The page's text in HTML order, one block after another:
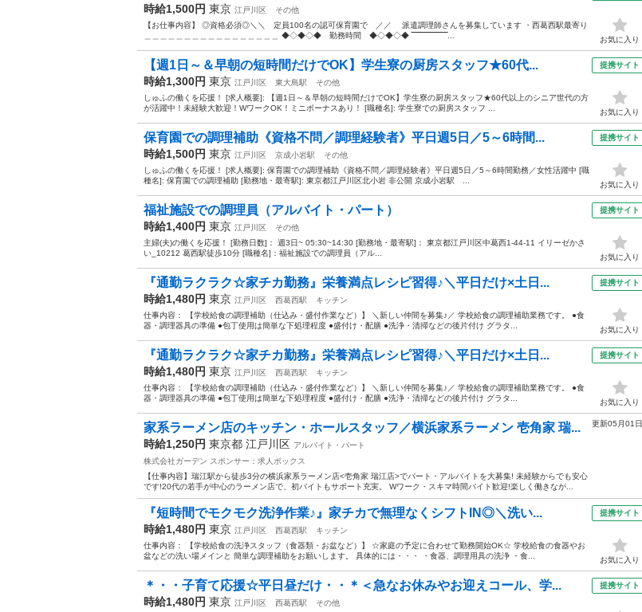
時給1,500円 東京 江戸川区
その他
【お仕事内容】 ◎資格必須◎＼＼ 定員100名の認可保育園で ／／ 派遣調理師さんを募集しています ・西葛西駅最寄り
＿＿＿＿＿＿＿＿＿＿＿＿＿＿＿＿＿ ◆◇◆◇◆ 勤務時間 ◆◇◆◇◆ ‾‾‾‾‾‾‾‾‾‾‾‾‾‾‾...
お気に入り
【週1日～＆早朝の短時間だけでOK】学生寮の厨房スタッフ★60代...
時給1,300円 東京 江戸川区 東大島駅
その他
しゅふの働くを応援！ [求人概要]: 【週1日～＆早朝の短時間だけでOK】学生寮の厨房スタッフ★60代以上のシニア世代の方
が活躍中！未経験大歓迎！WワークOK！ミニボーナスあり！ [職種名]: 学生寮での厨房スタッフ ...
提携サイト
お気に入り
保育園での調理補助《資格不問／調理経験者》平日週5日／5～6時間...
時給1,500円 東京 江戸川区 京成小岩駅
その他
しゅふの働くを応援！ [求人概要]: 保育園での調理補助《資格不問／調理経験者》平日週5日／5～6時間勤務／女性活躍中 [職
種名]: 保育園での調理補助 [勤務地・最寄駅]: 東京都江戸川区北小岩 非公開 京成小岩駅 ...
提携サイト
お気に入り
福祉施設での調理員（アルバイト・パート）
時給1,400円 東京 江戸川区
その他
主婦(夫)の働くを応援！ [勤務日数]： 週3日~ 05:30~14:30 [勤務地・最寄駅]： 東京都江戸川区中葛西1-44-11 イリーゼかさ
い_10212 葛西駅徒歩10分 [職種名]：福祉施設での調理員（アル...
提携サイト
お気に入り
『通勤ラクラク☆家チカ勤務』栄養満点レシピ習得♪＼平日だけ×土日...
時給1,480円 東京 江戸川区 西葛西駅
キッチン
仕事内容： 【学校給食の調理補助（仕込み・盛付作業など）】 ＼新しい仲間を募集♪／ 学校給食の調理補助業務です。 ●食
器・調理器具の準備 ●包丁使用は簡単な下処理程度 ●盛付け・配膳 ●洗浄・清掃などの後片付け グラタ...
提携サイト
お気に入り
『通勤ラクラク☆家チカ勤務』栄養満点レシピ習得♪＼平日だけ×土日...
時給1,480円 東京 江戸川区 西葛西駅
キッチン
仕事内容： 【学校給食の調理補助（仕込み・盛付作業など）】 ＼新しい仲間を募集♪／ 学校給食の調理補助業務です。 ●食
器・調理器具の準備 ●包丁使用は簡単な下処理程度 ●盛付け・配膳 ●洗浄・清掃などの後片付け グラタ...
提携サイト
お気に入り
家系ラーメン店のキッチン・ホールスタッフ／横浜家系ラーメン 壱角家 瑞...
時給1,250円 東京都 江戸川区 アルバイト・パート
株式会社ガーデン スポンサー：求人ボックス
【仕事内容】瑞江駅から徒歩3分の横浜家系ラーメン店<壱角家 瑞江店>でパート・アルバイトを大募集! 未経験からでも安心
です!20代の若手が中心のラーメン店で、初バイトもサポート充実。 Wワーク・スキマ時間バイト歓迎!楽しく働きなが...
更新05月01日
『短時間でモクモク洗浄作業♪』家チカで無理なくシフトIN◎＼洗い...
時給1,480円 東京 江戸川区 西葛西駅
キッチン
仕事内容： 【学校給食の洗浄スタッフ（食器類・お盆など）】 ☆家庭の予定に合わせて勤務開始OK☆ 学校給食の食器やお
盆などの洗い場メインと 簡単な調理補助をお願いします。 具体的には・・・ ・食器、調理用具の洗浄 ・食...
提携サイト
お気に入り
＊・・子育て応援☆平日昼だけ・・＊＜急なお休みやお迎えコール、学...
時給1,480円 東京 江戸川区 西葛西駅
その他
提携サイト